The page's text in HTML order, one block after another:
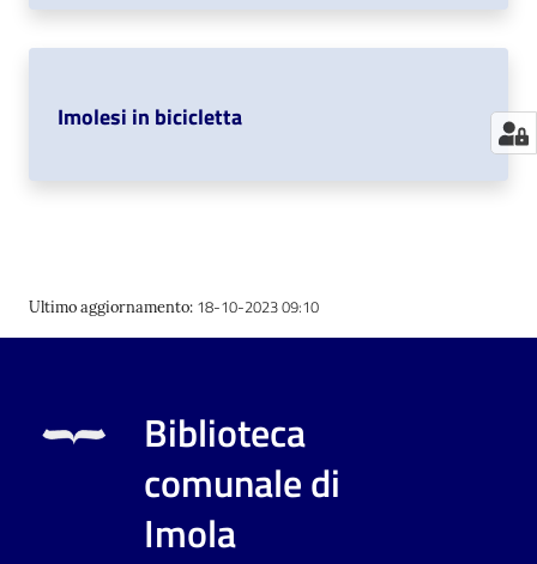
Orari
Imolesi in bicicletta
Ultimo aggiornamento: 18-10-2023 09:10
Biblioteca
comunale di
Imola